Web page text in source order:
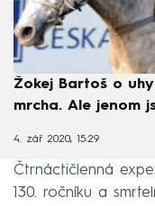
Žokej Bartoš o
mrcha. Ale jenom
4. zář 2020, 15:29
Čtrnáctičlenná
130. ročníku a